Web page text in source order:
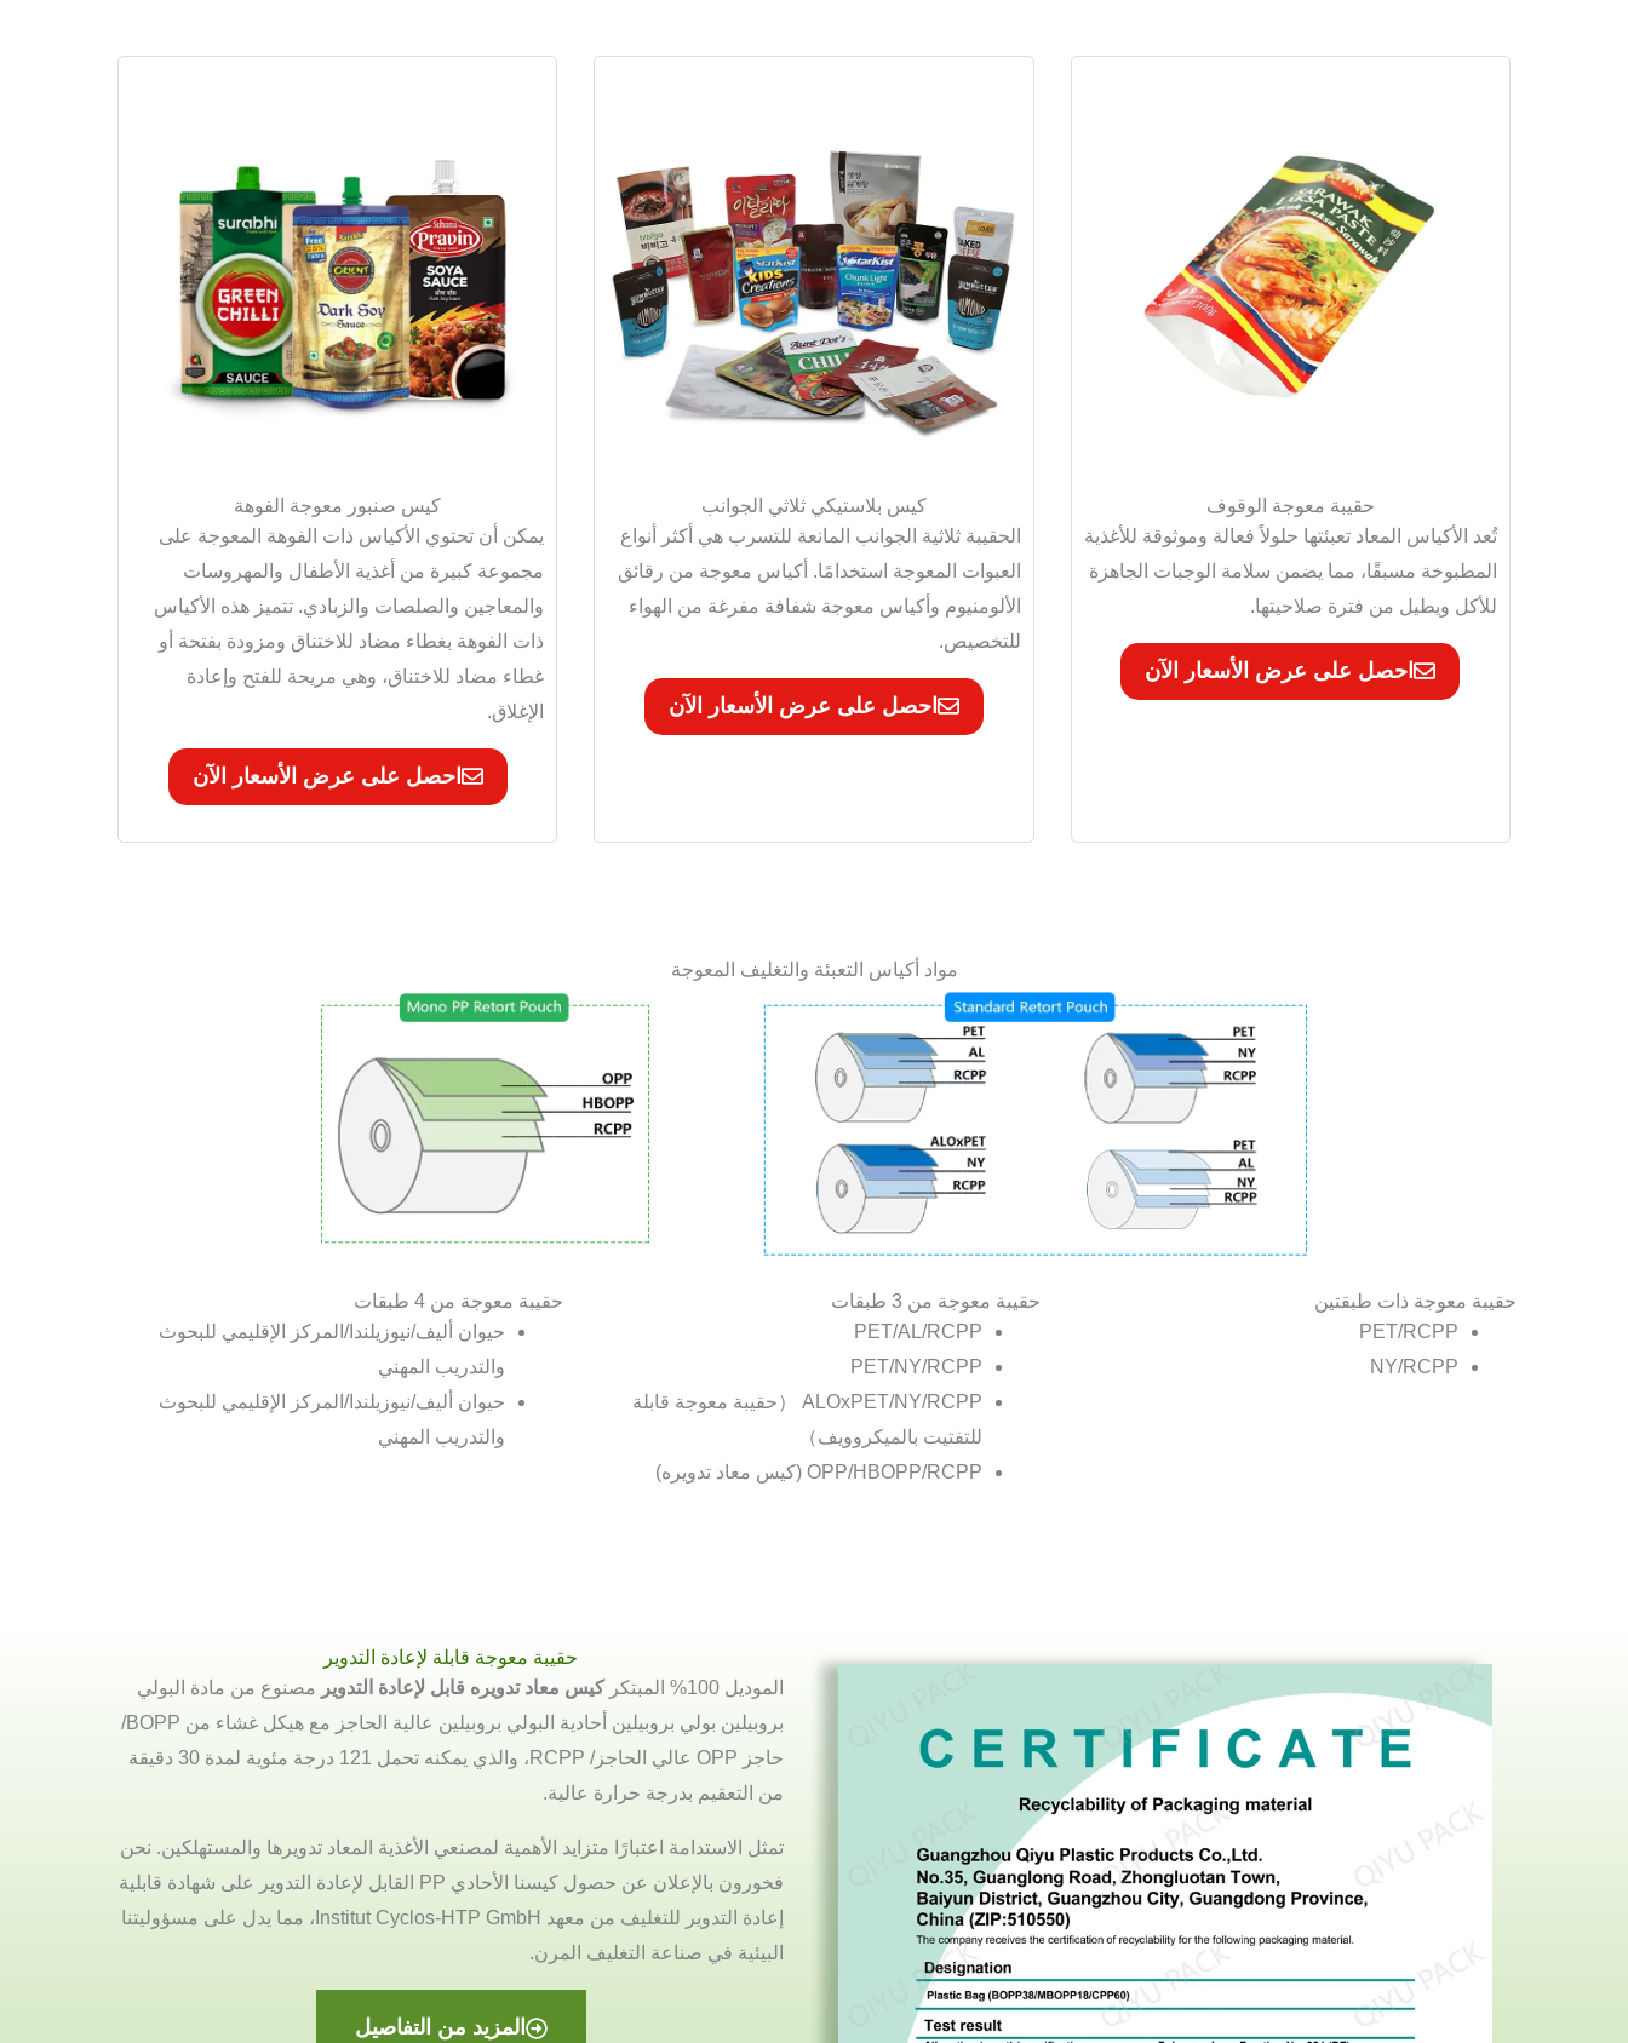
حقيبة معوجة الوقوف
تُعد الأكياس المعاد تعبئتها حلولاً فعالة وموثوقة للأغذية
المطبوخة مسبقًا، مما يضمن سلامة الوجبات الجاهزة
للأكل ويطيل من فترة صلاحيتها.
احصل على عرض الأسعار الآن
كيس بلاستيكي ثلاثي الجوانب
الحقيبة ثلاثية الجوانب المانعة للتسرب هي أكثر أنواع
العبوات المعوجة استخدامًا. أكياس معوجة من رقائق
الألومنيوم وأكياس معوجة شفافة مفرغة من الهواء
للتخصيص.
احصل على عرض الأسعار الآن
كيس صنبور معوجة الفوهة
يمكن أن تحتوي الأكياس ذات الفوهة المعوجة على
مجموعة كبيرة من أغذية الأطفال والمهروسات
والمعاجين والصلصات والزبادي. تتميز هذه الأكياس
ذات الفوهة بغطاء مضاد للاختناق ومزودة بفتحة أو
غطاء مضاد للاختناق، وهي مريحة للفتح وإعادة
الإغلاق.
احصل على عرض الأسعار الآن
مواد أكياس التعبئة والتغليف المعوجة
حقيبة معوجة ذات طبقتين
PET/RCPP
NY/RCPP
حقيبة معوجة من 3 طبقات
PET/AL/RCPP
PET/NY/RCPP
ALOxPET/NY/RCPP （حقيبة معوجة قابلة
للتفتيت بالميكروويف）
OPP/HBOPP/RCPP (كيس معاد تدويره)
حقيبة معوجة من 4 طبقات
حيوان أليف/نيوزيلندا/المركز الإقليمي للبحوث
والتدريب المهني
حيوان أليف/نيوزيلندا/المركز الإقليمي للبحوث
والتدريب المهني
حقيبة معوجة قابلة لإعادة التدوير
الموديل 100% المبتكر
كيس معاد تدويره قابل لإعادة التدوير مصنوع من مادة البولي
بروبيلين بولي بروبيلين أحادية البولي بروبيلين عالية الحاجز مع هيكل غشاء من BOPP/
حاجز OPP عالي الحاجز/ RCPP، والذي يمكنه تحمل 121 درجة مئوية لمدة 30 دقيقة
من التعقيم بدرجة حرارة عالية.
تمثل الاستدامة اعتبارًا متزايد الأهمية لمصنعي الأغذية المعاد تدويرها والمستهلكين. نحن
فخورون بالإعلان عن حصول كيسنا الأحادي PP القابل لإعادة التدوير على شهادة قابلية
إعادة التدوير للتغليف من معهد Institut Cyclos-HTP GmbH، مما يدل على مسؤوليتنا
البيئية في صناعة التغليف المرن.
المزيد من التفاصيل